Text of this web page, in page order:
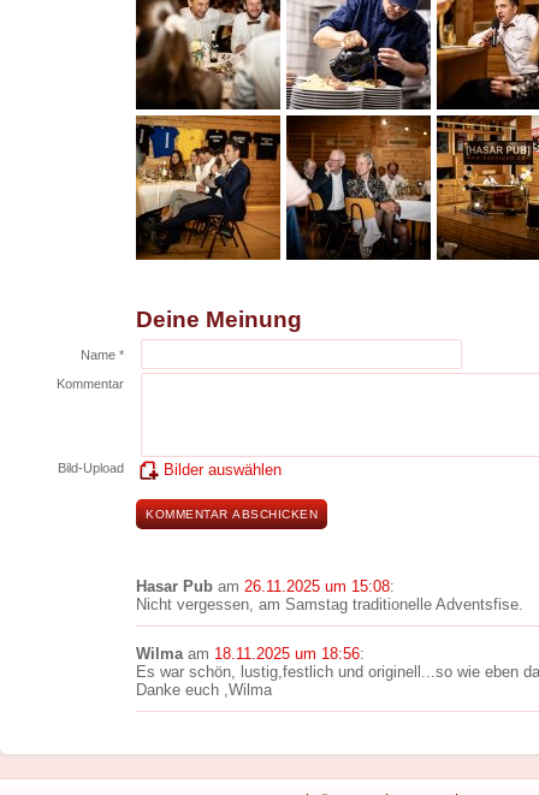
Deine Meinung
Name *
Kommentar
Bild-Upload Bilder auswählen
Hasar Pub am 26.11.2025 um 15:08:
Nicht vergessen, am Samstag traditionelle Adventsfise.
Wilmaam 18.11.2025 um 18:56:
Es war schön, lustig,festlich und originell...so wie eben
Danke euch ,Wilma